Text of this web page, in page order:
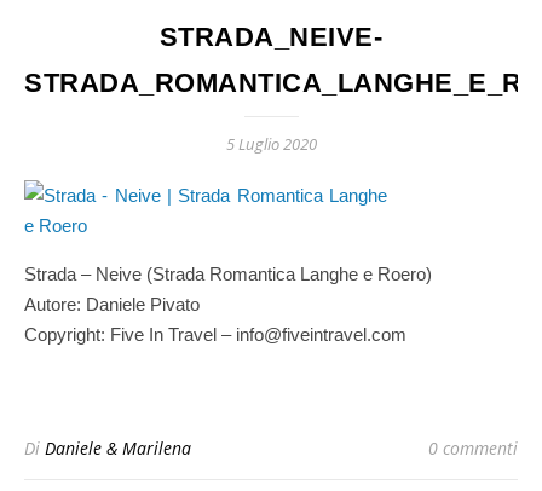
STRADA_NEIVE-
5 Luglio 2020
Strada – Neive (Strada Romantica Langhe e Roero)
Autore: Daniele Pivato
Copyright: Five In Travel – info@fiveintravel.com
Di Daniele & Marilena 0 commenti